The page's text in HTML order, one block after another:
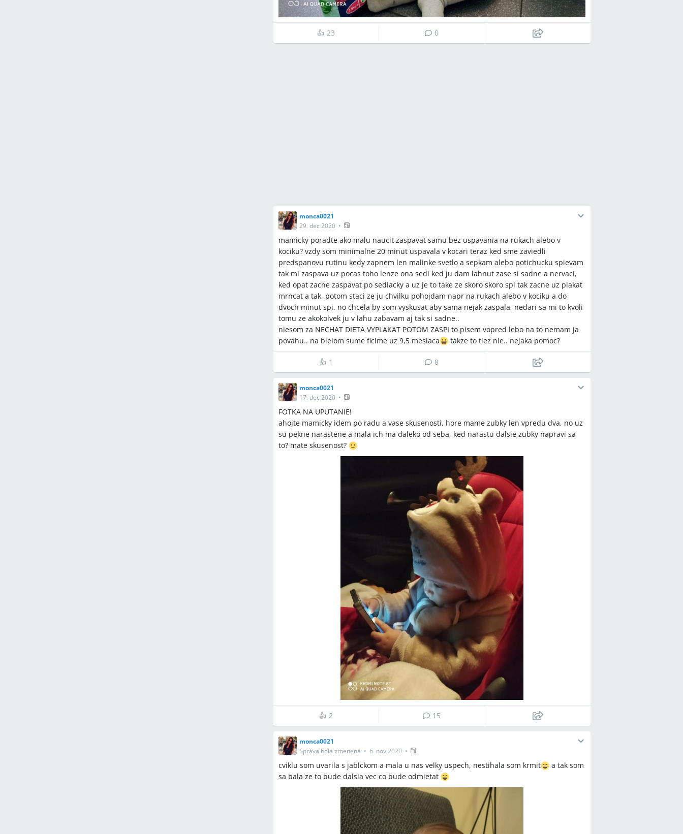
👍 23 0
monca0021
29. dec 2020 •
mamicky poradte ako malu naucit zaspavat samu bez uspavania na rukach alebo v
kociku? vzdy som minimalne 20 minut uspavala v kocari teraz ked sme zaviedli
predspanovu rutinu kedy zapnem len malinke svetlo a sepkam alebo potichucku spievam
tak mi zaspava uz pocas toho lenze ona sedi ked ju dam lahnut zase si sadne a nervaci,
ked opat zacne zaspavat po sediacky a uz je to take ze skoro skoro spi tak zacne uz plakat
mrncat a tak, potom staci ze ju chvilku pohojdam napr na rukach alebo v kociku a do
dvoch minut spi. no chcela by som vyskusat aby sama nejak zaspala, nedari sa mi to kvoli
tomu ze akokolvek ju v lahu zabavam aj tak si sadne..
niesom za NECHAT DIETA VYPLAKAT POTOM ZASPI to pisem vopred lebo na to nemam ja
povahu.. na bielom sume ficime uz 9,5 mesiaca
takze to tiez nie.. nejaka pomoc?
👍 1 8
monca0021
17. dec 2020 •
FOTKA NA UPUTANIE!
ahojte mamicky idem po radu a vase skusenosti, hore mame zubky len vpredu dva, no uz
su pekne narastene a mala ich ma daleko od seba, ked narastu dalsie zubky napravi sa
to? mate skusenost?
👍 2 15
monca0021
Správa bola zmenená • 6. nov 2020 •
cviklu som uvarila s jablckom a mala u nas velky uspech, nestihala som krmit
a tak som
sa bala ze to bude dalsia vec co bude odmietat